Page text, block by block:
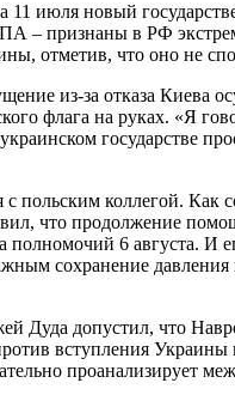
июля новый
– признаны в РФ
отметив, что оно не
из-за отказа Киева
флага на руках.
государстве
польским коллегой.
что продолжение
полномочий 6 августа.
сохранение
допустил, что
вступления
проанализирует